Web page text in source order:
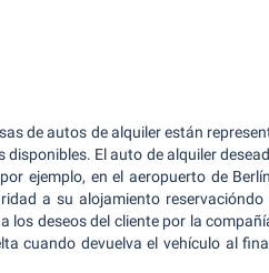
de autos de alquiler están
El auto de alquiler
ejemplo, en el aeropuerto de
a su alojamiento
los deseos del cliente por la
cuando devuelva el vehículo al